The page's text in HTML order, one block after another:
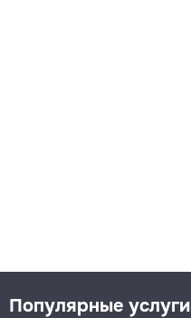
Популярные услуги